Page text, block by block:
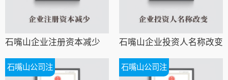
石嘴山企业注册资本减少 石嘴山企业投资人名称改变
石嘴山公司注 石嘴山公司注